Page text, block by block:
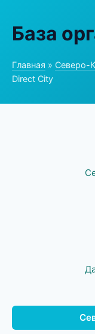
База
Главная » Северо-
Direct City